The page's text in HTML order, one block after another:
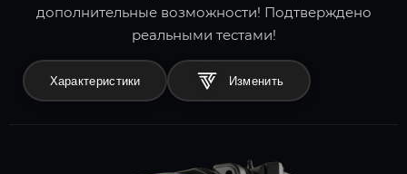
дополнительные возможности! Подтверждено
реальными тестами!
Характеристики